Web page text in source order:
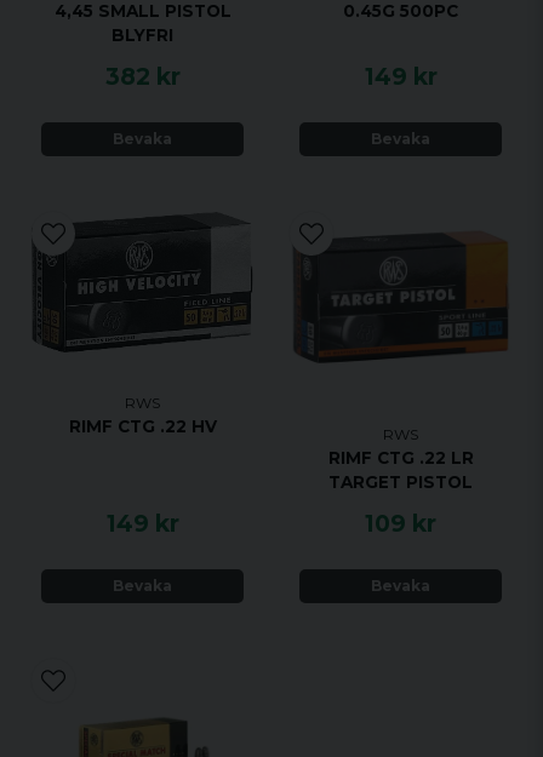
4,45 SMALL PISTOL
BLYFRI
382 kr
Bevaka
0.45G 500PC
149 kr
Bevaka
RWS
RIMF CTG .22 HV
149 kr
Bevaka
RWS
RIMF CTG .22 LR
TARGET PISTOL
109 kr
Bevaka